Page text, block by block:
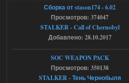
Stalker-Mods-Clan-su
Доступно только для пользователей
Ответить ➤
Объединенный Пак 2 + OGSR +
Сборка от stason174 - 6.02
Просмотров: 374047
STALKER - Call of Chernobyl
Добавлено: 28.10.2017
SOC WEAPON PACK
Просмотров: 350138
STALKER - Тень Чернобыля